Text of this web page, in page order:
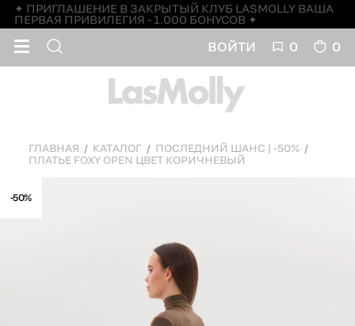
✦ ПРИГЛАШЕНИЕ В ЗАКРЫТЫЙ КЛУБ LASMOLLY ВАША
ПЕРВАЯ ПРИВИЛЕГИЯ - 1.000 БОНУСОВ ✦
ВОЙТИ 0 0
ГЛАВНАЯ КАТАЛОГ
ПОСЛЕДНИЙ ШАНС | -50%
ПЛАТЬЕ FOXY OPEN ЦВЕТ КОРИЧНЕВЫЙ
-50%